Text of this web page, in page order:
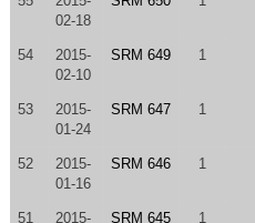
02-18
54
2015-
02-10
SRM 649 1
53
2015-
01-24
SRM 647 1
52
2015-
01-16
SRM 646 1
51
2015-
SRM 645 1